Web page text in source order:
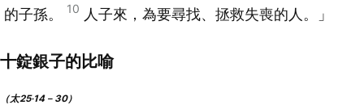
的子孫。
10 人子來，為要尋找、拯救失喪的人。」
十錠銀子的比喻
（太25‧14－30）